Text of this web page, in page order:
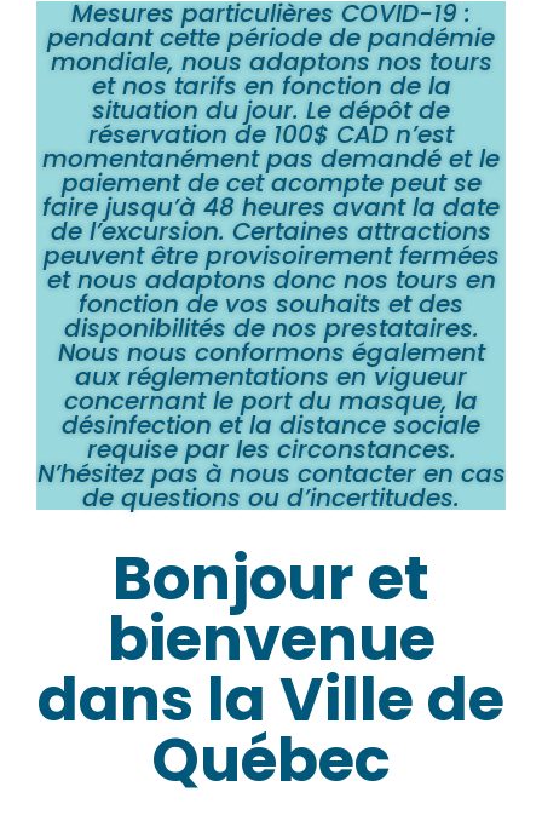
Mesures particulières COVID-19 :
pendant cette période de pandémie
mondiale, nous adaptons nos tours
et nos tarifs en fonction de la
situation du jour. Le dépôt de
réservation de 100$ CAD n’est
momentanément pas demandé et le
paiement de cet acompte peut se
faire jusqu’à 48 heures avant la date
de l’excursion. Certaines attractions
peuvent être provisoirement fermées
et nous adaptons donc nos tours en
fonction de vos souhaits et des
disponibilités de nos prestataires.
Nous nous conformons également
aux réglementations en vigueur
concernant le port du masque, la
désinfection et la distance sociale
requise par les circonstances.
N’hésitez pas à nous contacter en cas
de questions ou d’incertitudes.
Bonjour et
bienvenue
dans la Ville de
Québec